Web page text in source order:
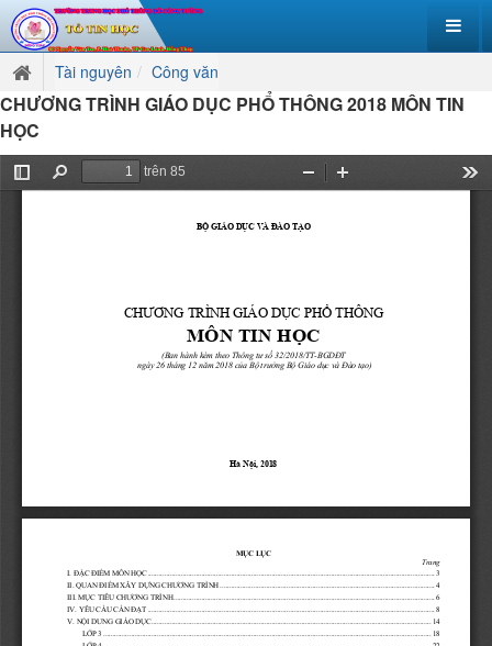
Tài nguyên Công văn
CHƯƠNG TRÌNH GIÁO DỤC PHỔ THÔNG 2018 MÔN TIN
HỌC